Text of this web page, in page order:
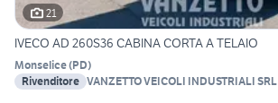
21
IVECO AD 260S36 CABINA CORTA A TELAIO
Monselice(PD)
Rivenditore VANZETTO VEICOLI INDUSTRIALI SRL